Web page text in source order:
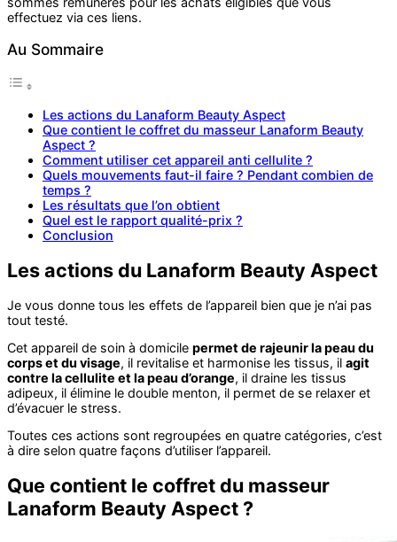
Au Sommaire
Les actions du Lanaform Beauty Aspect
Que contient le coffret du masseur Lanaform Beauty
Aspect ?
Comment utiliser cet appareil anti cellulite ?
Quels mouvements faut-il faire ? Pendant combien de
temps ?
Les résultats que l’on obtient
Quel est le rapport qualité-prix ?
Conclusion
Les actions du Lanaform Beauty Aspect
Je vous donne tous les effets de l’appareil bien que je n’ai pas
tout testé.
Cet appareil de soin à domicile permet de rajeunir la peau du
corps et du visage, il revitalise et harmonise les tissus, il agit
contre la cellulite et la peau d’orange, il draine les tissus
adipeux, il élimine le double menton, il permet de se relaxer et
d’évacuer le stress.
Toutes ces actions sont regroupées en quatre catégories, c’est
à dire selon quatre façons d’utiliser l’appareil.
Que contient le coffret du masseur
Lanaform Beauty Aspect ?